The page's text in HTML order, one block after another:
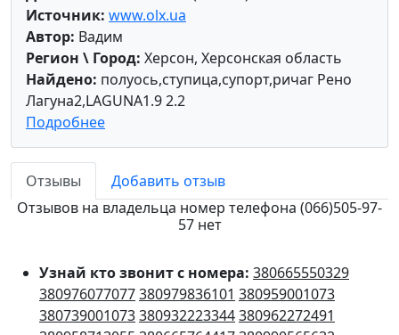
Источник: www.olx.ua
Автор: Вадим
Регион \ Город: Херсон, Херсонская область
Найдено: полуось,ступица,супорт,ричаг Рено
Лагуна2,LAGUNA1.9 2.2
Подробнее
Отзывы
Добавить отзыв
Отзывов на владельца номер телефона (066)505-97-
57 нет
Узнай кто звонит с номера: 380665550329
380976077077380979836101 380959001073
380739001073380932223344380962272491